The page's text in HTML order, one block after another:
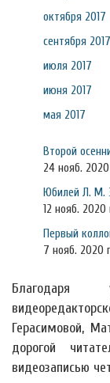
октября 2017
сентября 2017
июля 2017
июня 2017
мая 2017
Второй
24 нояб. 2020
Юбилей Л. М.
12 нояб. 2020
Первый
7 нояб. 2020
Благодаря
Герасимовой,
дорогой
видеозаписью